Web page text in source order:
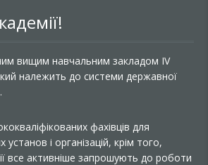
вищим навчальним закладом IV
належить до системи державної
фахівців для
і організацій, крім того,
все активніше запрошують до роботи